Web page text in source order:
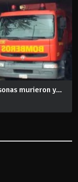
murieron y...